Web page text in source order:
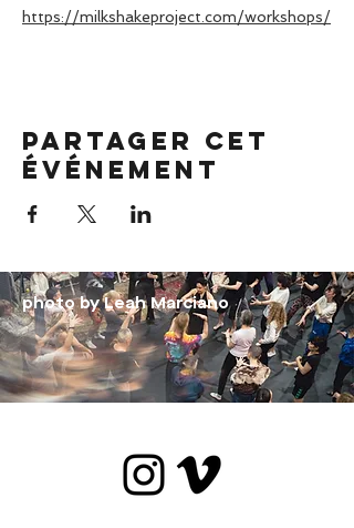
https://milkshakeproject.com/workshops/
Partager cet
événement
photo by Leah Marciano